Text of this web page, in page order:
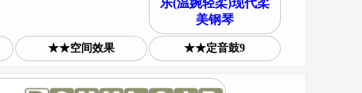
美钢琴
★★空间效果 ★★定音鼓9